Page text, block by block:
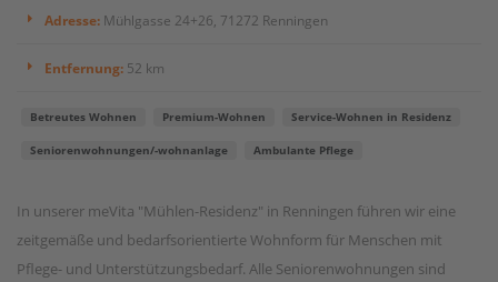
Adresse: Mühlgasse 24+26, 71272 Renningen
Entfernung: 52 km
Betreutes Wohnen Premium-Wohnen Service-Wohnen in Residenz
Seniorenwohnungen/-wohnanlage Ambulante Pflege
In unserer meVita "Mühlen-Residenz" in Renningen führen wir eine
zeitgemäße und bedarfsorientierte Wohnform für Menschen mit
Pflege- und Unterstützungsbedarf. Alle Seniorenwohnungen sind